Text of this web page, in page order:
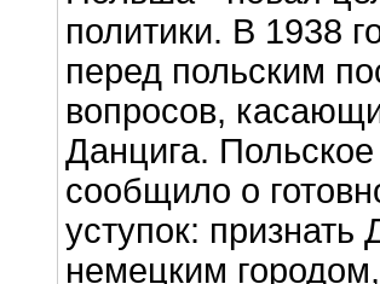
политики. В 1938
перед польским
вопросов,
Данцига.
сообщило о
уступок: признать
немецким